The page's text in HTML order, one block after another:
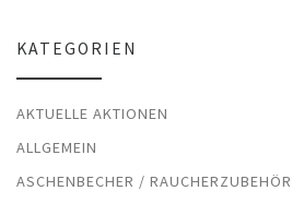
KATEGORIEN
AKTUELLE AKTIONEN
ALLGEMEIN
ASCHENBECHER / RAUCHERZUBEHÖR